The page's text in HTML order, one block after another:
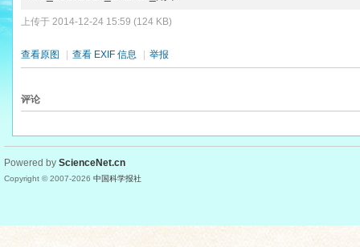
上传于 2014-12-24 15:59 (124 KB)
查看原图 查看 EXIF 信息 举报
评论
Powered by ScienceNet.cn
Copyright © 2007-2026 中国科学报社